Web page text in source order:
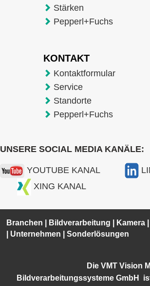
Stärken
Pepperl+Fuchs
KONTAKT
Kontaktformular
Service
Standorte
Pepperl+Fuchs
UNSERE SOCIAL MEDIA KANÄLE:
YOUTUBE KANAL
XING KANAL
Branchen Bildverarbeitung Kamera
Unternehmen |Sonderlösungen
Die VMT Vision
Bildverarbeitungssysteme GmbH